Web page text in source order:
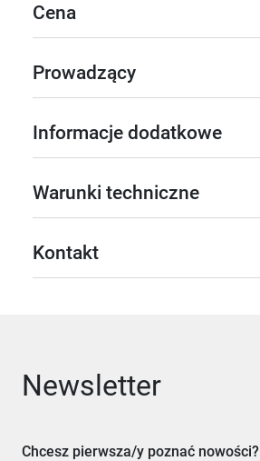
Cena
Prowadzący
Informacje dodatkowe
Warunki techniczne
Kontakt
Newsletter
Chcesz pierwsza/y poznać nowości?